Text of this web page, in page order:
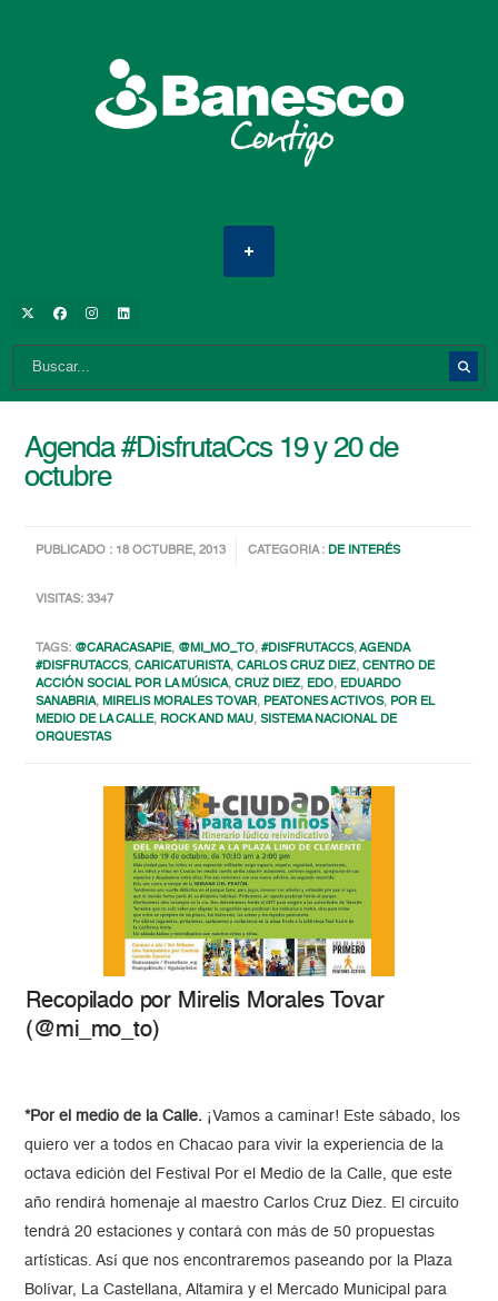
Agenda #DisfrutaCcs 19 y 20 de
octubre
PUBLICADO : 18 OCTUBRE, 2013 CATEGORIA :DE INTERÉS
VISITAS: 3347
TAGS: @CARACASAPIE, @MI_MO_TO,#DISFRUTACCS,AGENDA
#DISFRUTACCS,CARICATURISTA,CARLOS CRUZ DIEZ,CENTRO DE
ACCIÓN SOCIAL POR LA MÚSICA,CRUZ DIEZ, EDO, EDUARDO
SANABRIA,MIRELIS MORALES TOVAR, PEATONES ACTIVOS, POR EL
MEDIO DE LA CALLE, ROCK AND MAU,SISTEMA NACIONAL DE
ORQUESTAS
Recopilado por Mirelis Morales Tovar
(@mi_mo_to)
*Por el medio de la Calle. ¡Vamos a caminar! Este sábado, los
quiero ver a todos en Chacao para vivir la experiencia de la
octava edición del Festival Por el Medio de la Calle, que este
año rendirá homenaje al maestro Carlos Cruz Diez. El circuito
tendrá 20 estaciones y contará con más de 50 propuestas
artísticas. Así que nos encontraremos paseando por la Plaza
Bolívar, La Castellana, Altamira y el Mercado Municipal para